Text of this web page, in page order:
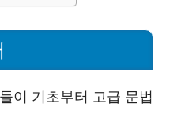
이 기초부터 고급 문법